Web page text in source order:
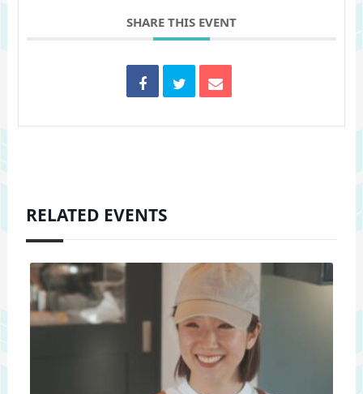
SHARE THIS EVENT
RELATED EVENTS